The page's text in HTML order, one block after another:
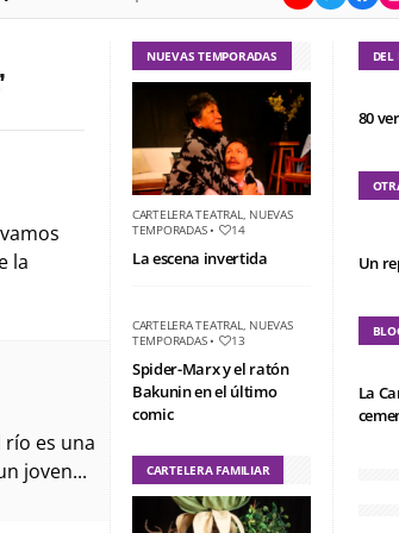
la
es una
joven...
NUEVAS TEMPORADAS
CARTELERA TEATRAL, NUEVAS
TEMPORADAS• 14
La escena invertida
CARTELERA TEATRAL, NUEVAS
TEMPORADAS• 13
Spider-Marx y el ratón
Bakunin en el último
comic
CARTELERA FAMILIAR
80
Un
La